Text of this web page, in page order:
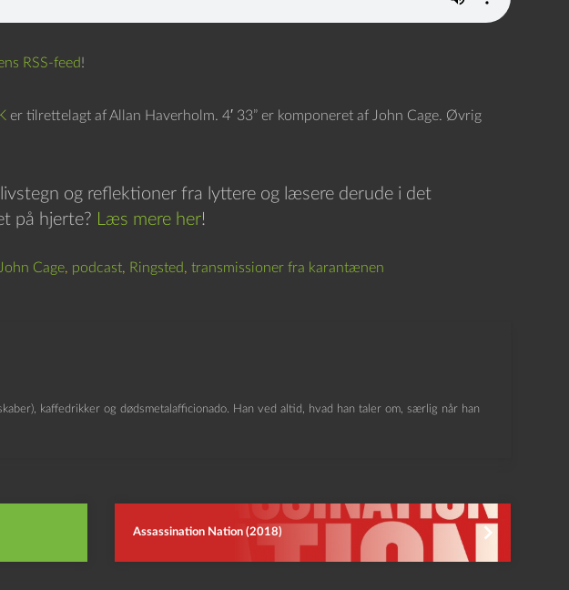
RSS-feed!
er tilrettelagt af Allan Haverholm. 4′ 33” er komponeret af John Cage. Øvrig
og reflektioner fra lyttere og læsere derude i det
på hjerte? Læs mere her!
John Cage, podcast, Ringsted, transmissioner fra karantænen
kaffedrikker og dødsmetalafficionado. Han ved altid, hvad han taler om, særlig når han
Assassination Nation (2018)